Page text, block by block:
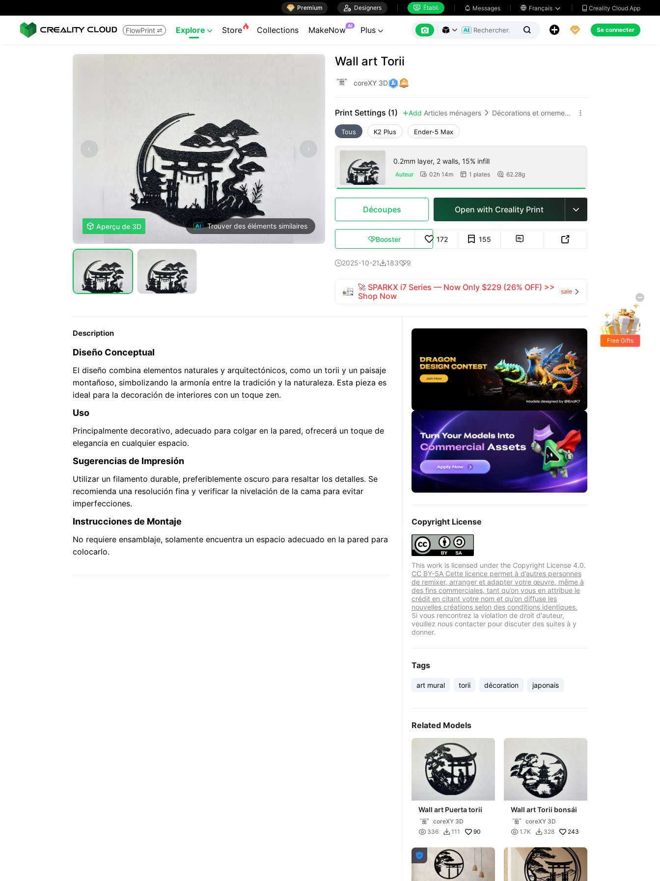
 Premium  Designers  Établi  Messages  Français   Creality Cloud App
FlowPrint  Explore  Store Collections MakeNow AI Plus        Se connecter
 Aperçu de 3D Trouver des éléments similaires
Wall art Torii
coreXY 3D
Print Settings (1) Add Articles ménagers  Décorations et ornements pour la maison 
Tous K2 Plus Ender-5 Max
0.2mm layer, 2 walls, 15% infill
Auteur  02h 14m  1 plates  62.28g
Découpes Open with Creality Print 
Booster 172 155  
2025-10-211839
🚀 SPARKX i7 Series — Now Only $229 (26% OFF) >>
Shop Now
sale 
Description
Diseño Conceptual
El diseño combina elementos naturales y arquitectónicos, como un torii y un paisaje
montañoso, simbolizando la armonía entre la tradición y la naturaleza. Esta pieza es
ideal para la decoración de interiores con un toque zen.
Uso
Principalmente decorativo, adecuado para colgar en la pared, ofrecerá un toque de
elegancia en cualquier espacio.
Sugerencias de Impresión
Utilizar un filamento durable, preferiblemente oscuro para resaltar los detalles. Se
recomienda una resolución fina y verificar la nivelación de la cama para evitar
imperfecciones.
Instrucciones de Montaje
No requiere ensamblaje, solamente encuentra un espacio adecuado en la pared para
colocarlo.
Copyright License
This work is licensed under the Copyright License 4.0.
CC BY-SA Cette licence permet à d’autres personnes
de remixer, arranger et adapter votre œuvre, même à
des fins commerciales, tant qu’on vous en attribue le
crédit en citant votre nom et qu’on diffuse les
nouvelles créations selon des conditions identiques.
Si vous rencontrez la violation de droit d'auteur,
veuillez nous contacter pour discuter des suites à y
donner.
Tags
art mural torii décoration japonais
Related Models
Wall art Puerta torii
coreXY 3D
 336  111 90
Wall art Torii bonsái
coreXY 3D
 1.7K  328 243

Free Gifts